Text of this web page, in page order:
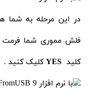
در این مرحله به شما
فلش مموری شما فرمت
کلید YESکلیک کنید .